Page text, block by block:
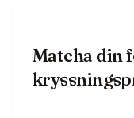
Matcha din